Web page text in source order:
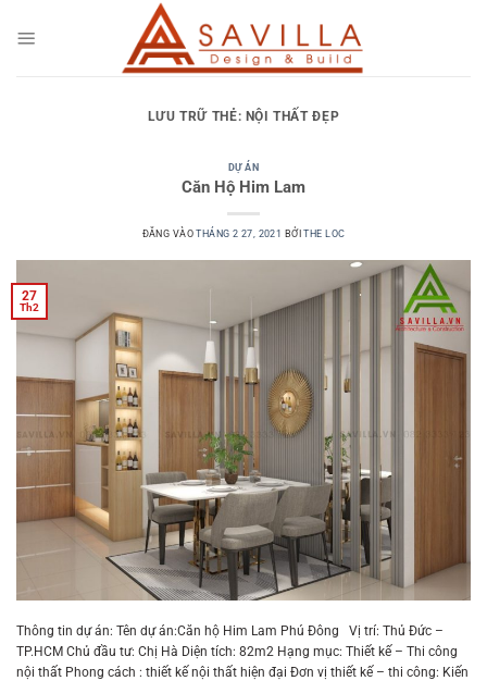
qua
LƯU TRỮ THẺ: NỘI THẤT ĐẸP
DỰ ÁN
Căn Hộ Him Lam
ĐĂNG VÀOTHÁNG 2 27, 2021 BỞITHE LOC
27
Th2
Thông tin dự án: Tên dự án:Căn hộ Him Lam Phú Đông Vị trí: Thủ Đức –
TP.HCM Chủ đầu tư: Chị Hà Diện tích: 82m2 Hạng mục: Thiết kế – Thi công
nội thất Phong cách : thiết kế nội thất hiện đại Đơn vị thiết kế – thi công: Kiến